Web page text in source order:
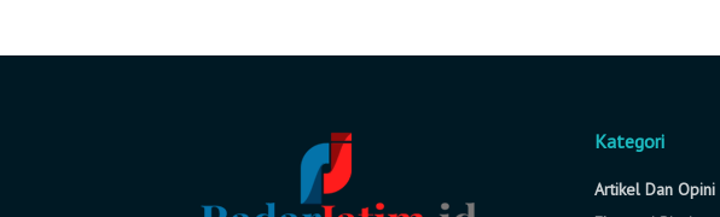
Kategori
Artikel Dan Opini